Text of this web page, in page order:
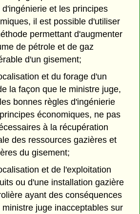
d'ingénierie et les principes
il est possible d'utiliser
permettant d'augmenter
de pétrole et de gaz
d'un gisement;
et du forage d'un
la façon que le ministre juge,
bonnes règles d'ingénierie
économiques, ne pas
à la récupération
des ressources gazières et
du gisement;
et de l'exploitation
ou d'une installation gazière
ayant des conséquences
ministre juge inacceptables sur